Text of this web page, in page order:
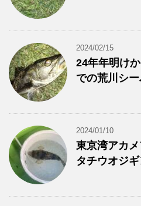
2024/02/15
24年年明け
での荒川シ
2024/01/10
東京湾アカ
タチウオジ